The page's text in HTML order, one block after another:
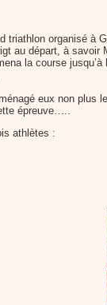
triathlon organisé à
au départ, à savoir
la course
eux non plus
épreuve…..
athlètes :